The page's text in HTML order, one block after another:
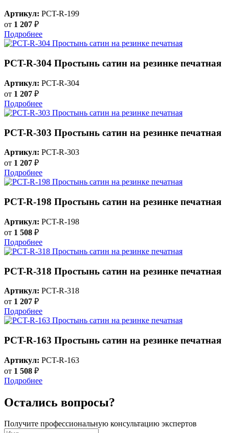
Артикул: PCT-R-199
от 1 207 ₽
Подробнее
PCT-R-304 Простынь сатин на резинке печатная
Артикул: PCT-R-304
от 1 207 ₽
Подробнее
PCT-R-303 Простынь сатин на резинке печатная
Артикул: PCT-R-303
от 1 207 ₽
Подробнее
PCT-R-198 Простынь сатин на резинке печатная
Артикул: PCT-R-198
от 1 508 ₽
Подробнее
PCT-R-318 Простынь сатин на резинке печатная
Артикул: PCT-R-318
от 1 207 ₽
Подробнее
PCT-R-163 Простынь сатин на резинке печатная
Артикул: PCT-R-163
от 1 508 ₽
Подробнее
Остались вопросы?
Получите профессиональную консультацию экспертов